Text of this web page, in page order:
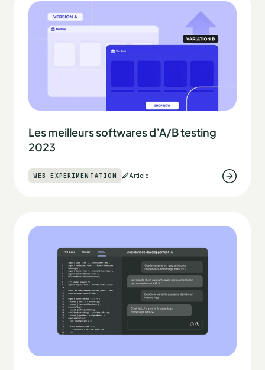
Les meilleurs softwares d’A/B testing
2023
WEB EXPERIMENTATION Article